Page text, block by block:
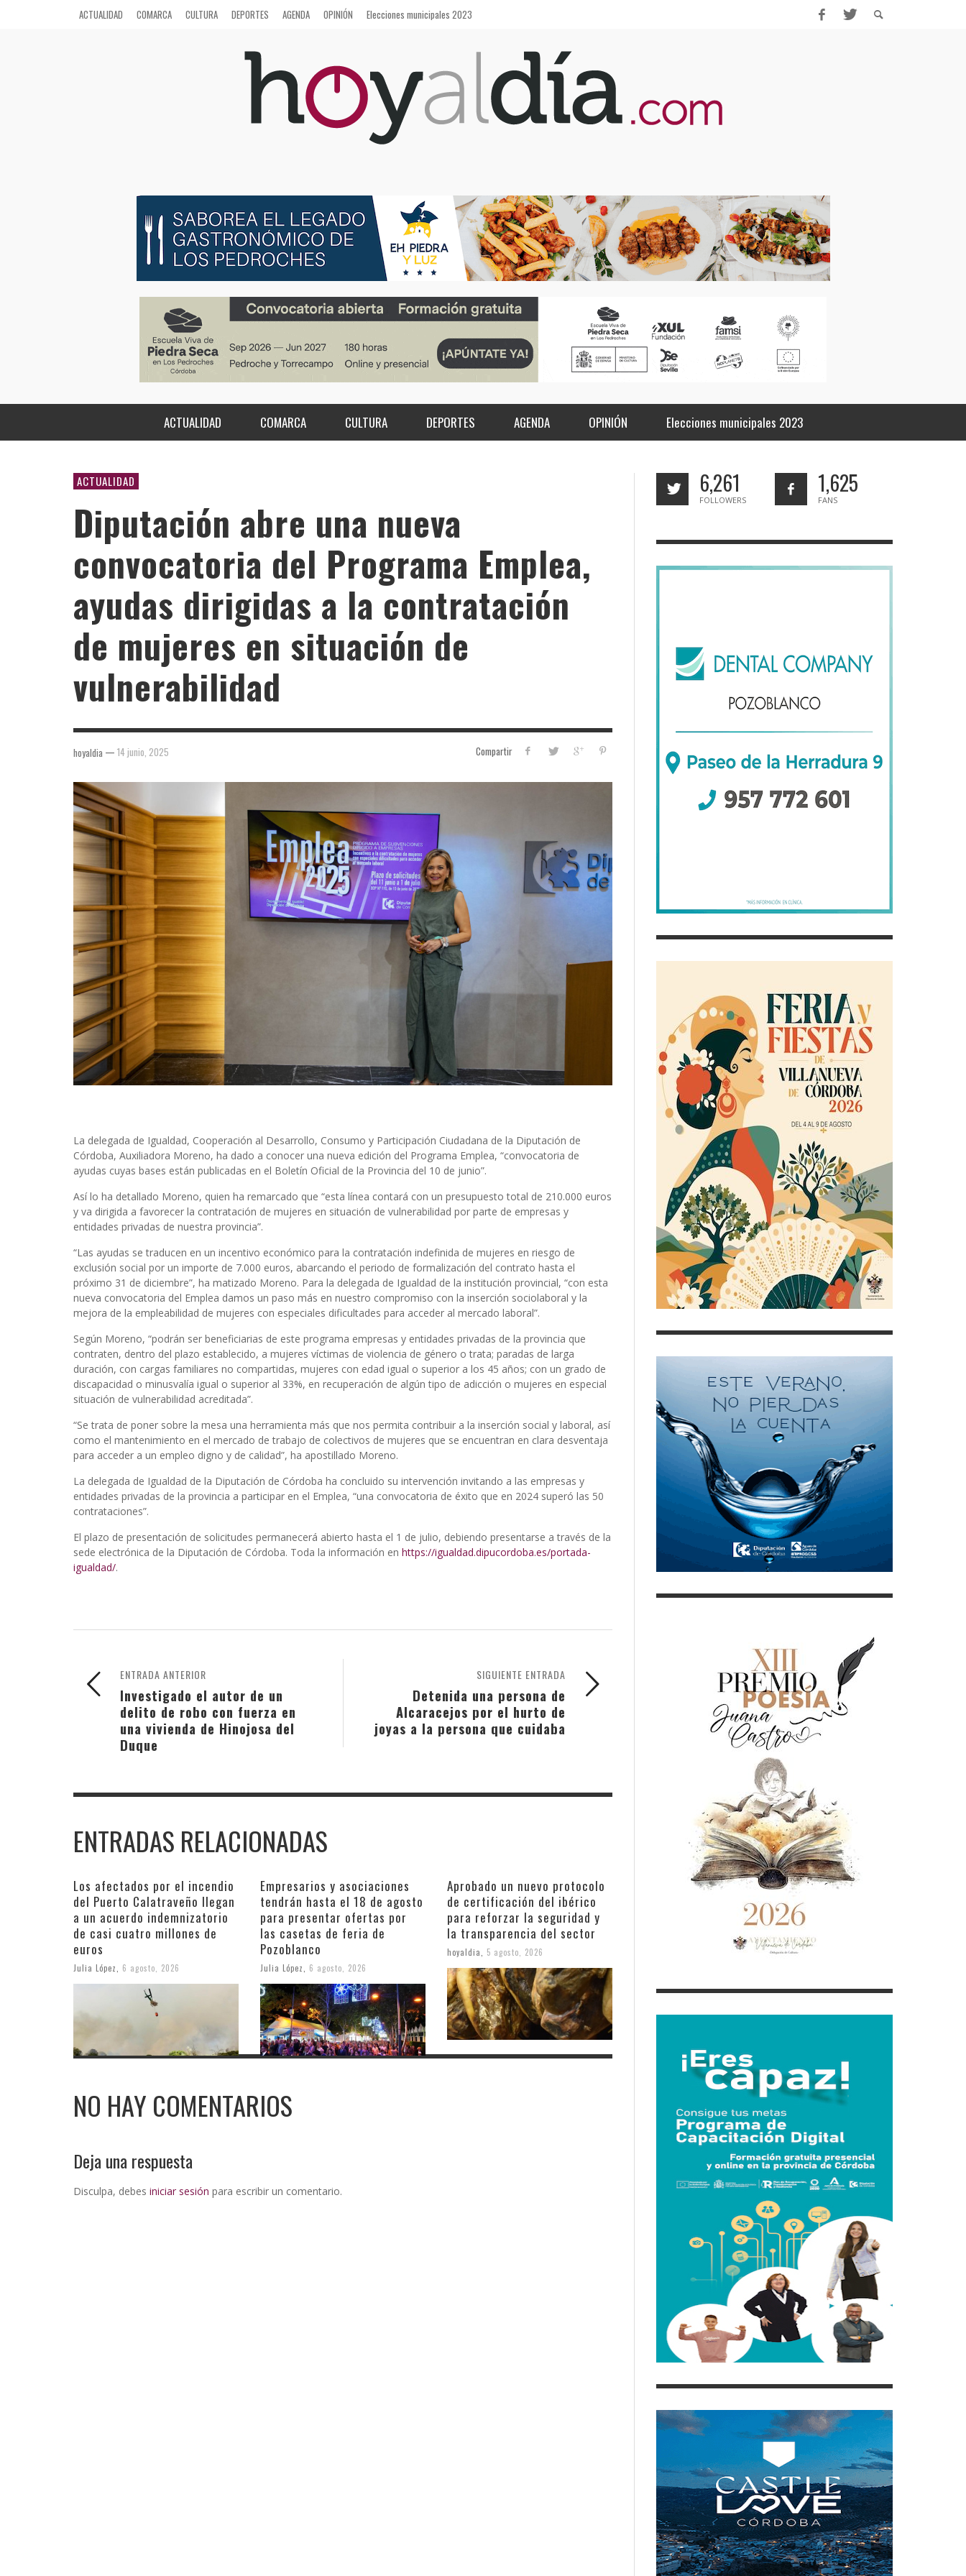
ACTUALIDAD COMARCA CULTURA DEPORTES AGENDA OPINIÓN Elecciones municipales 2023
ACTUALIDAD COMARCA CULTURA DEPORTES AGENDA OPINIÓN Elecciones municipales 2023
ACTUALIDAD
Diputación abre una nueva
convocatoria del Programa Emplea,
ayudas dirigidas a la contratación
de mujeres en situación de
vulnerabilidad
Compartir
hoyaldia — 14 junio, 2025
La delegada de Igualdad, Cooperación al Desarrollo, Consumo y Participación Ciudadana de la Diputación de
Córdoba, Auxiliadora Moreno, ha dado a conocer una nueva edición del Programa Emplea, “convocatoria de
ayudas cuyas bases están publicadas en el Boletín Oficial de la Provincia del 10 de junio”.
Así lo ha detallado Moreno, quien ha remarcado que “esta línea contará con un presupuesto total de 210.000 euros
y va dirigida a favorecer la contratación de mujeres en situación de vulnerabilidad por parte de empresas y
entidades privadas de nuestra provincia”.
“Las ayudas se traducen en un incentivo económico para la contratación indefinida de mujeres en riesgo de
exclusión social por un importe de 7.000 euros, abarcando el periodo de formalización del contrato hasta el
próximo 31 de diciembre”, ha matizado Moreno. Para la delegada de Igualdad de la institución provincial, “con esta
nueva convocatoria del Emplea damos un paso más en nuestro compromiso con la inserción sociolaboral y la
mejora de la empleabilidad de mujeres con especiales dificultades para acceder al mercado laboral”.
Según Moreno, “podrán ser beneficiarias de este programa empresas y entidades privadas de la provincia que
contraten, dentro del plazo establecido, a mujeres víctimas de violencia de género o trata; paradas de larga
duración, con cargas familiares no compartidas, mujeres con edad igual o superior a los 45 años; con un grado de
discapacidad o minusvalía igual o superior al 33%, en recuperación de algún tipo de adicción o mujeres en especial
situación de vulnerabilidad acreditada”.
“Se trata de poner sobre la mesa una herramienta más que nos permita contribuir a la inserción social y laboral, así
como el mantenimiento en el mercado de trabajo de colectivos de mujeres que se encuentran en clara desventaja
para acceder a un empleo digno y de calidad”, ha apostillado Moreno.
La delegada de Igualdad de la Diputación de Córdoba ha concluido su intervención invitando a las empresas y
entidades privadas de la provincia a participar en el Emplea, “una convocatoria de éxito que en 2024 superó las 50
contrataciones”.
El plazo de presentación de solicitudes permanecerá abierto hasta el 1 de julio, debiendo presentarse a través de la
sede electrónica de la Diputación de Córdoba. Toda la información en https://igualdad.dipucordoba.es/portada-
igualdad/.
SIGUIENTE ENTRADA
Detenida una persona de
Alcaracejos por el hurto de
joyas a la persona que cuidaba
ENTRADA ANTERIOR
Investigado el autor de un
delito de robo con fuerza en
una vivienda de Hinojosa del
Duque
ENTRADAS RELACIONADAS
Los afectados por el incendio
del Puerto Calatraveño llegan
a un acuerdo indemnizatorio
de casi cuatro millones de
euros
Julia López 6 agosto, 2026
Empresarios y asociaciones
tendrán hasta el 18 de agosto
para presentar ofertas por
las casetas de feria de
Pozoblanco
Julia López 6 agosto, 2026
Aprobado un nuevo protocolo
de certificación del ibérico
para reforzar la seguridad y
la transparencia del sector
hoyaldia 5 agosto, 2026
NO HAY COMENTARIOS
Deja una respuesta
Disculpa, debes iniciar sesión para escribir un comentario.
6,261
FOLLOWERS
1,625
FANS